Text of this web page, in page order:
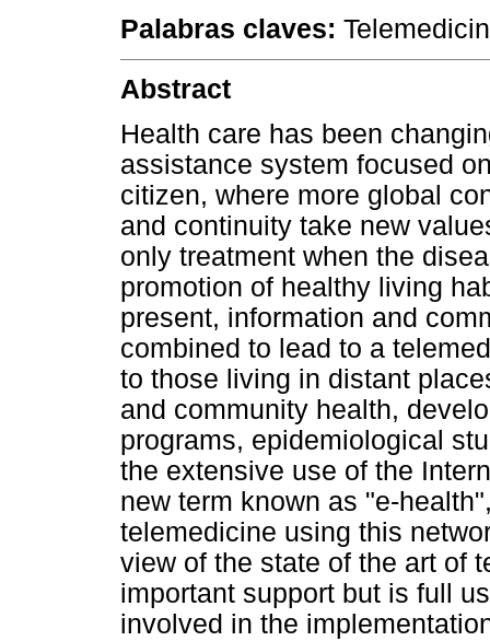
Palabras claves:
Abstract
Health care has been
assistance system focused
citizen, where more global
and continuity take new
only treatment when the
promotion of healthy living
present, information and
combined to lead to a
to those living in distant
and community health,
programs, epidemiological
the extensive use of the
new term known as "e-
telemedicine using this
view of the state of the art of
important support but is full
involved in the